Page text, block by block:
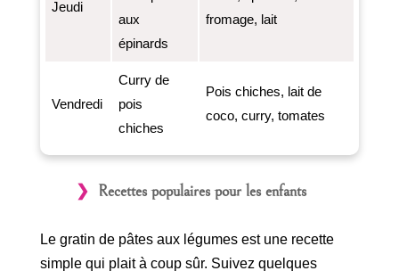
Jeudi
aux
épinards
fromage, lait
Vendredi
Curry de
pois
chiches
Pois chiches, lait de
coco, curry, tomates
Recettes populaires pour les enfants
Le gratin de pâtes aux légumes est une recette
simple qui plait à coup sûr. Suivez quelques